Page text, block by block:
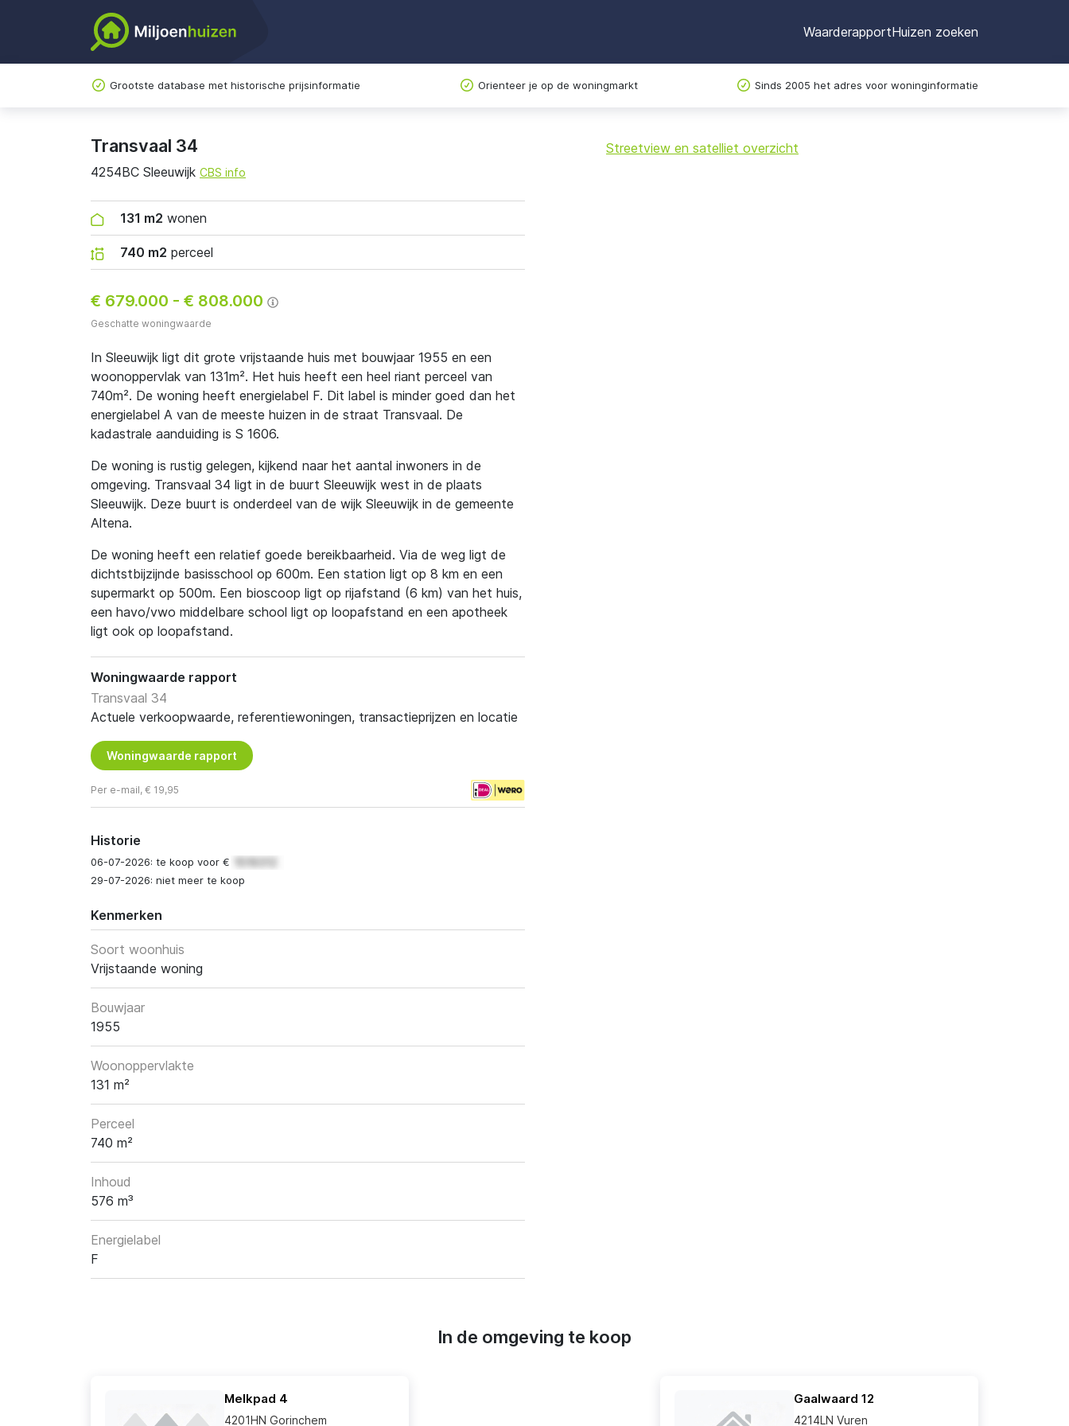
WaarderapportHuizen zoeken
Grootste database met historische prijsinformatie Orienteer je op de woningmarkt Sinds 2005 het adres voor woninginformatie
Transvaal 34
4254BC Sleeuwijk CBS info
131 m2 wonen
740 m2 perceel
€ 679.000 - € 808.000
Geschatte woningwaarde
In Sleeuwijk ligt dit grote vrijstaande huis met bouwjaar 1955 en een
woonoppervlak van 131m². Het huis heeft een heel riant perceel van
740m². De woning heeft energielabel F. Dit label is minder goed dan het
energielabel A van de meeste huizen in de straat Transvaal. De
kadastrale aanduiding is S 1606.
De woning is rustig gelegen, kijkend naar het aantal inwoners in de
omgeving. Transvaal 34 ligt in de buurt Sleeuwijk west in de plaats
Sleeuwijk. Deze buurt is onderdeel van de wijk Sleeuwijk in de gemeente
Altena.
De woning heeft een relatief goede bereikbaarheid. Via de weg ligt de
dichtstbijzijnde basisschool op 600m. Een station ligt op 8 km en een
supermarkt op 500m. Een bioscoop ligt op rijafstand (6 km) van het huis,
een havo/vwo middelbare school ligt op loopafstand en een apotheek
ligt ook op loopafstand.
Woningwaarde rapport
Transvaal 34
Actuele verkoopwaarde, referentiewoningen, transactieprijzen en locatie
Woningwaarde rapport
Per e-mail, € 19,95
Historie
06-07-2026: te koop voor €
29-07-2026: niet meer te koop
Kenmerken
Soort woonhuis
Vrijstaande woning
Bouwjaar
1955
Woonoppervlakte
131 m²
Perceel
740 m²
Inhoud
576 m³
Energielabel
F
+
Streetview en satelliet overzicht
In de omgeving te koop
Melkpad 4
4201HN Gorinchem
Gaalwaard 12
4214LN Vuren